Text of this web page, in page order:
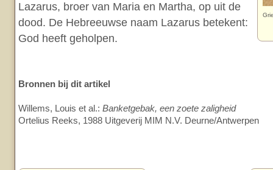
Lazarus, broer van Maria en Martha, op uit de
dood. De Hebreeuwse naam Lazarus betekent:
God heeft geholpen.
Bronnen bij dit artikel
Willems, Louis et al.: Banketgebak, een zoete zaligheid
Ortelius Reeks, 1988 Uitgeverij MIM N.V. Deurne/Antwerpen